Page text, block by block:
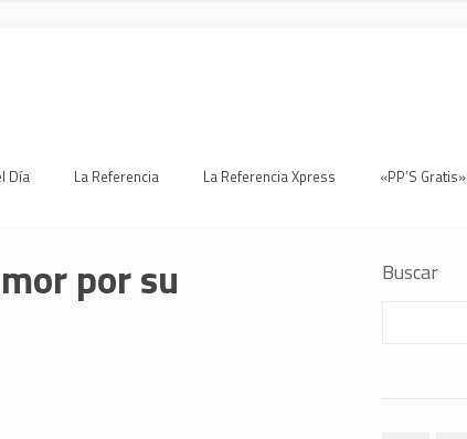
Día La Referencia La Referencia Xpress «PP’S Gratis»
por su Buscar